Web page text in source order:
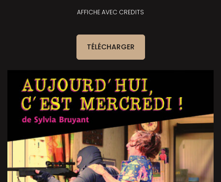
AFFICHE AVEC CREDITS
TÉLÉCHARGER